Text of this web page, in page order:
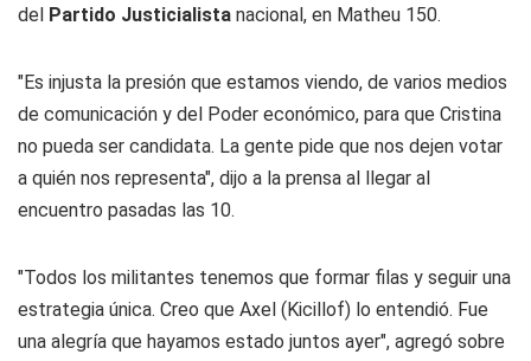
del Partido Justicialista nacional, en Matheu 150.
"Es injusta la presión que estamos viendo, de varios medios
de comunicación y del Poder económico, para que Cristina
no pueda ser candidata. La gente pide que nos dejen votar
a quién nos representa", dijo a la prensa al llegar al
encuentro pasadas las 10.
"Todos los militantes tenemos que formar filas y seguir una
estrategia única. Creo que Axel (Kicillof) lo entendió. Fue
una alegría que hayamos estado juntos ayer", agregó sobre